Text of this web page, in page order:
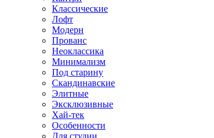
Классические
Лофт
Модерн
Прованс
Неоклассика
Минимализм
Под старину
Скандинавские
Элитные
Эксклюзивные
Хай-тек
Особенности
Для студии